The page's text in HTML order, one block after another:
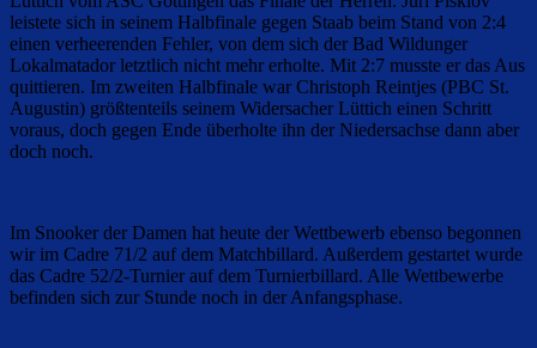
leistete sich in seinem Halbfinale gegen Staab beim Stand von 2:4
einen verheerenden Fehler, von dem sich der Bad Wildunger
Lokalmatador letztlich nicht mehr erholte. Mit 2:7 musste er das Aus
quittieren. Im zweiten Halbfinale war Christoph Reintjes (PBC St.
Augustin) größtenteils seinem Widersacher Lüttich einen Schritt
voraus, doch gegen Ende überholte ihn der Niedersachse dann aber
doch noch.
Im Snooker der Damen hat heute der Wettbewerb ebenso begonnen
wir im Cadre 71/2 auf dem Matchbillard. Außerdem gestartet wurde
das Cadre 52/2-Turnier auf dem Turnierbillard. Alle Wettbewerbe
befinden sich zur Stunde noch in der Anfangsphase.